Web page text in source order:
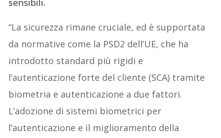
sensibili.
“La sicurezza rimane cruciale, ed è supportata
da normative come la PSD2 dell’UE, che ha
introdotto standard più rigidi e
l’autenticazione forte del cliente (SCA) tramite
biometria e autenticazione a due fattori.
L’adozione di sistemi biometrici per
l’autenticazione e il miglioramento della